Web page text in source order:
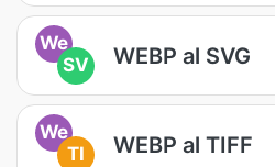
We
SV
WEBP al SVG
We
TI
WEBP al TIFF